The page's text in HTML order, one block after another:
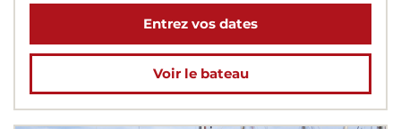
Entrez vos dates
Voir le bateau